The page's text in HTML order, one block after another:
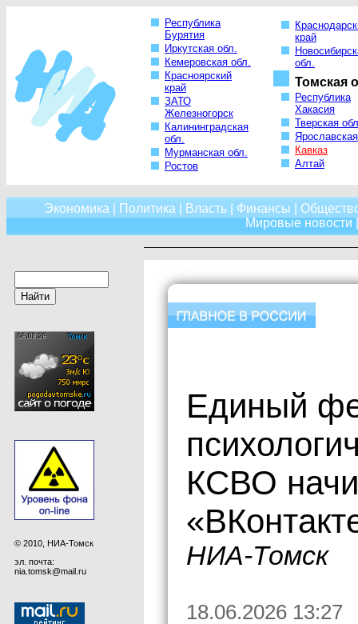
Республика
Бурятия
Иркутская обл.
Кемеровская обл.
Красноярский
край
ЗАТО
Железногорск
Калининградская
обл.
Мурманская обл.
Ростов
край
обл.
Томская
Республика
Хакасия
Тверская
Кавказ
Алтай
Экономика Политика Власть Финансы
Мировые новости
© 2010, НИА-Томск
эл. почта:
nia.tomsk@mail.ru
Единый
КСВО
НИА-Томск
18.06.2026 13:27